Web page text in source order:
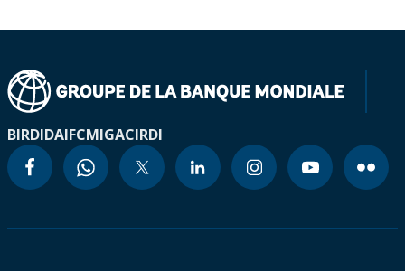
BIRDIDAIFCMIGACIRDI